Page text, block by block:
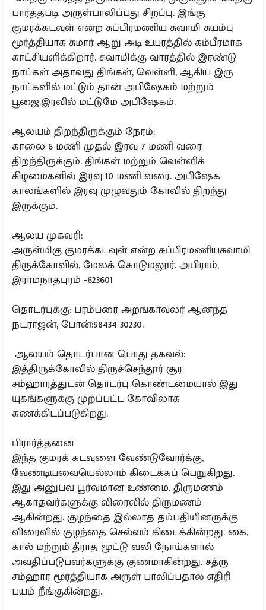
பார்த்தபடி அருள்பாலிப்பது சிறப்பு. இங்கு
குமரக்கடவுள் என்ற சுப்பிரமணிய சுவாமி சுயம்பு
மூர்த்தியாக சுமார் ஆறு அடி உயரத்தில் கம்பீரமாக
காட்சியளிக்கிறார். சுவாமிக்கு வாரத்தில் இரண்டு
நாட்கள் அதாவது திங்கள், வெள்ளி, ஆகிய இரு
நாட்களில் மட்டும் தான் அபிஷேகம் மற்றும்
பூஜை.இரவில் மட்டுமே அபிஷேகம்.
ஆலயம் திறந்திருக்கும் நேரம்:
காலை 6 மணி முதல் இரவு 7 மணி வரை
திறந்திருக்கும். திங்கள் மற்றும் வெள்ளிக்
கிழமைகளில் இரவு 10 மணி வரை. அபிஷேக
காலங்களில் இரவு முழுவதும் கோவில் திறந்து
இருக்கும்.
ஆலய முகவரி:
அருள்மிகு குமரக்கடவுள் என்ற சுப்பிரமணியசுவாமி
திருக்கோவில், மேலக் கொடுமலூர். அபிராம்,
இராமநாதபுரம் -623601
தொடர்புக்கு: பரம்பரை அறங்காவலர் ஆனந்த
நடராஜன், போன்:98434 30230.
ஆலயம் தொடர்பான பொது தகவல்:
இத்திருக்கோவில் திருச்செந்தூர் சூர
சம்ஹாரத்துடன் தொடர்பு கொண்டமையால் இது
யுகங்களுக்கு முற்ப்பட்ட கோவிலாக
கணக்கிடப்படுகிறது.
பிரார்த்தனை
இந்த குமரக் கடவுளை வேண்டுவோர்க்கு,
வேண்டியவையெல்லாம் கிடைக்கப் பெறுகிறது.
இது அனுபவ பூர்வமான உண்மை. திருமணம்
ஆகாதவர்களுக்கு விரைவில் திருமணம்
ஆகின்றது. குழந்தை இல்லாத தம்பதியினருக்கு
விரைவில் குழந்தை செல்வம் கிடைக்கின்றது. கை,
கால் மற்றும் தீராத மூட்டு வலி நோய்களால்
அவதிப்படுபவர்களுக்கு குணமாகின்றது. சத்ரு
சம்ஹார மூர்த்தியாக அருள் பாலிப்பதால் எதிரி
பயம் நீங்குகின்றது.